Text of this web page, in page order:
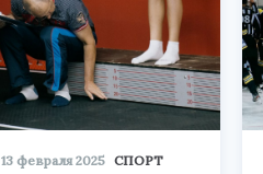
13 февраля 2025 СПОРТ